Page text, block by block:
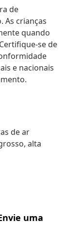
de
As crianças
quando
se de
e nacionais
de ar
alta
uma